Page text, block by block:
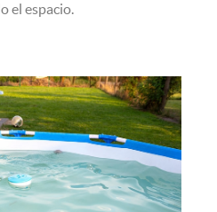
el espacio.